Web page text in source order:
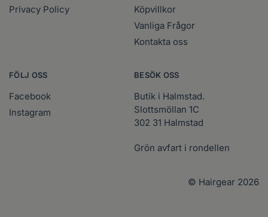
Privacy Policy
Köpvillkor
Vanliga Frågor
Kontakta oss
FÖLJ OSS
Facebook
Instagram
BESÖK OSS
Butik i Halmstad.
Slottsmöllan 1C
302 31 Halmstad
Grön avfart i rondellen
© Hairgear 2026